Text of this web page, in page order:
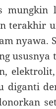
mungkin
terakhir
nyawa.
ususnya
diganti